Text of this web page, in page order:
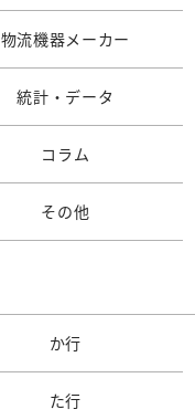
物流機器メーカー
統計・データ
コラム
その他
か行
た行